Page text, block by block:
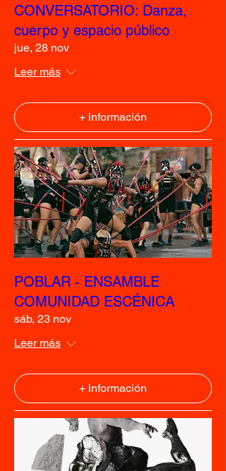
CONVERSATORIO: Danza,
cuerpo y espacio público
jue, 28 nov
Leer más
+ información
POBLAR - ENSAMBLE
COMUNIDAD ESCÉNICA
sáb, 23 nov
Leer más
+ información